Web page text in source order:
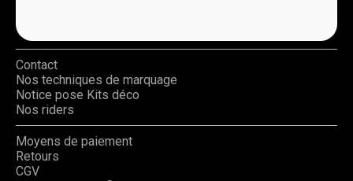
Contact
Nos techniques de marquage
Notice pose Kits déco
Nos riders
Moyens de paiement
Retours
CGV